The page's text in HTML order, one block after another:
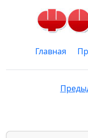
Главная